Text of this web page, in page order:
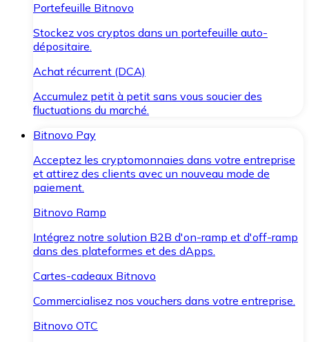
Portefeuille Bitnovo
Stockez vos cryptos dans un portefeuille auto-
dépositaire.
Achat récurrent (DCA)
Accumulez petit à petit sans vous soucier des
fluctuations du marché.
Bitnovo Pay
Acceptez les cryptomonnaies dans votre entreprise
et attirez des clients avec un nouveau mode de
paiement.
Bitnovo Ramp
Intégrez notre solution B2B d'on-ramp et d'off-ramp
dans des plateformes et des dApps.
Cartes-cadeaux Bitnovo
Commercialisez nos vouchers dans votre entreprise.
Bitnovo OTC